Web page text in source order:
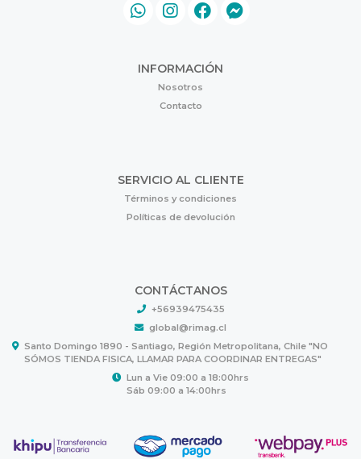
INFORMACIÓN
Nosotros
Contacto
SERVICIO AL CLIENTE
Términos y condiciones
Políticas de devolución
CONTÁCTANOS
+56939475435
global@rimag.cl
Santo Domingo 1890 - Santiago, Región Metropolitana, Chile "NO
SÓMOS TIENDA FISICA, LLAMAR PARA COORDINAR ENTREGAS"
Lun a Vie 09:00 a 18:00hrs
Sáb 09:00 a 14:00hrs